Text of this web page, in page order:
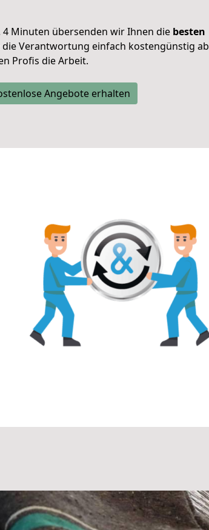
4 Minuten übersenden wir Ihnen die besten
die Verantwortung einfach kostengünstig ab
Profis die Arbeit.
Angebote erhalten